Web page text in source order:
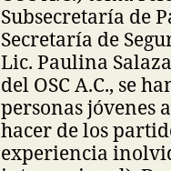
Subsecretaría de
Secretaría de
Lic. Paulina
del OSC A.C., se
personas jóvenes
hacer de los
experiencia